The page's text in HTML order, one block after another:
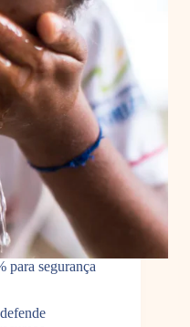
para segurança